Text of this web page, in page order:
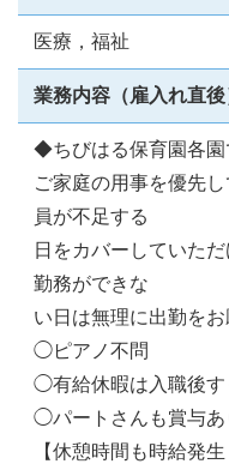
医療，福祉
業務内容（雇入れ直後
◆ちびはる保育園各園
ご家庭の用事を優先
員が不足する
日をカバーしていた
勤務ができな
い日は無理に出勤を
◯ピアノ不問
◯有給休暇は入職後す
◯パートさんも賞与あ
【休憩時間も時給発